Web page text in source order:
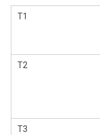
T1
T2
T3